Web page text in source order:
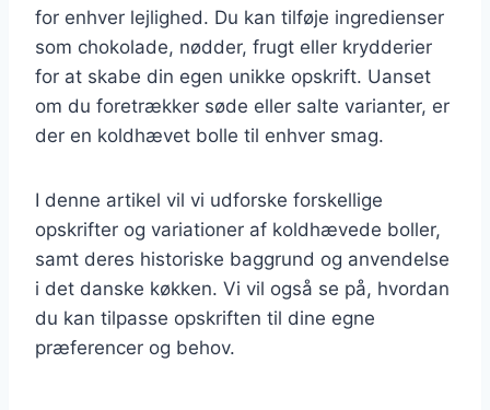
for enhver lejlighed. Du kan tilføje ingredienser
som chokolade, nødder, frugt eller krydderier
for at skabe din egen unikke opskrift. Uanset
om du foretrækker søde eller salte varianter, er
der en koldhævet bolle til enhver smag.
I denne artikel vil vi udforske forskellige
opskrifter og variationer af koldhævede boller,
samt deres historiske baggrund og anvendelse
i det danske køkken. Vi vil også se på, hvordan
du kan tilpasse opskriften til dine egne
præferencer og behov.